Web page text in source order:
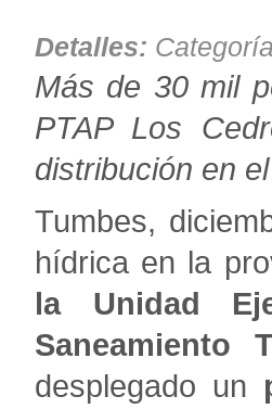
Detalles:
Más de 30 mil
PTAP Los
distribución en
Tumbes,
hídrica en la
la Unidad
Saneamiento
desplegado un